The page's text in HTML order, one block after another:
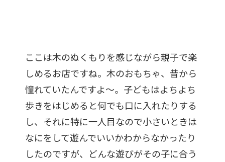
ここは木のぬくもりを感じながら親子で楽
しめるお店ですね。木のおもちゃ、昔から
憧れていたんですよ〜。子どもはよちよち
歩きをはじめると何でも口に入れたりする
し、それに特に一人目なので小さいときは
なにをして遊んでいいかわからなかったり
したのですが、どんな遊びがその子に合う